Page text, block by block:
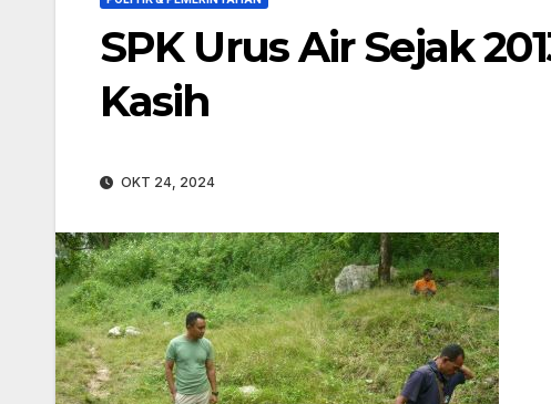
SPK Urus Air Sejak
Kasih
OKT 24, 2024